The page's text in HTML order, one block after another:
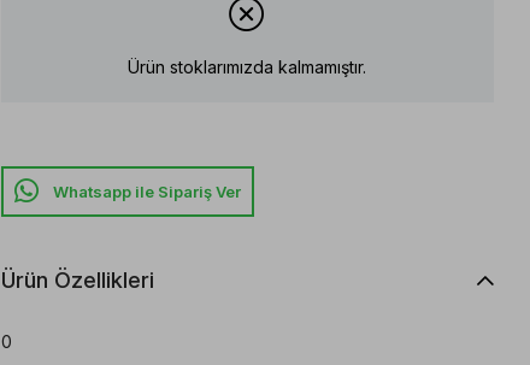
Ürün stoklarımızda kalmamıştır.
Whatsapp ile Sipariş Ver
Ürün Özellikleri
0